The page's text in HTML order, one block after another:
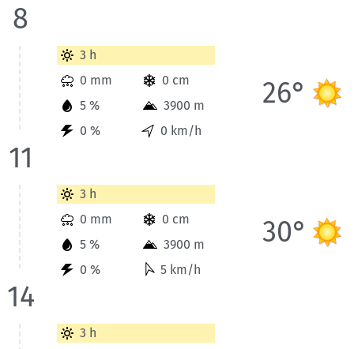
8
Wetterinformationen der Station Berchtesgaden für Heute
11
3 h
0 mm
0 cm
0 %
5 %
3900 m
0 km/h
26°
Wetterinformationen der Station Berchtesgaden für Heute
14
3 h
0 mm
0 cm
0 %
5 %
3900 m
5 km/h
30°
Wetterinformationen der Station Berchtesgaden für Heute
3 h